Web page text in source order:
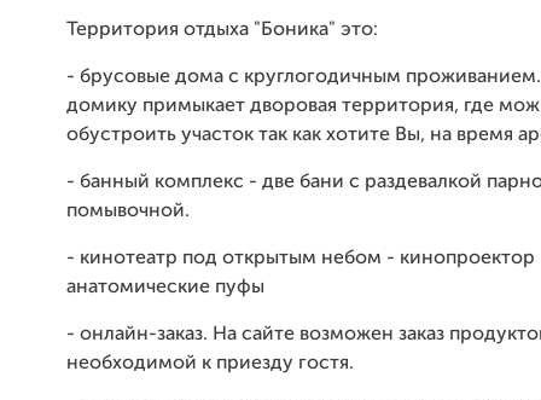
Территория отдыха "Боника" это:
- брусовые дома с круглогодичным
домику примыкает дворовая территория, где
обустроить участок так как хотите Вы, на время
- банный комплекс - две бани с раздевалкой
помывочной.
- кинотеатр под открытым небом - кинопроектор
анатомические пуфы
- онлайн-заказ. На сайте возможен заказ
необходимой к приезду гостя.